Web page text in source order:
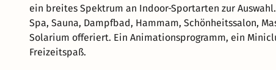
ein breites Spektrum an Indoor-Sportarten zur
Spa, Sauna, Dampfbad, Hammam, Schönheitssalon,
Solarium offeriert. Ein Animationsprogramm, ein
Freizeitspaß.